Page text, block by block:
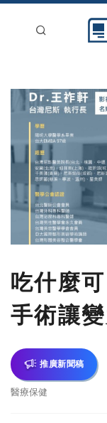
新聞稿分類
吃什麼
手術讓
推廣新聞稿
醫療保健